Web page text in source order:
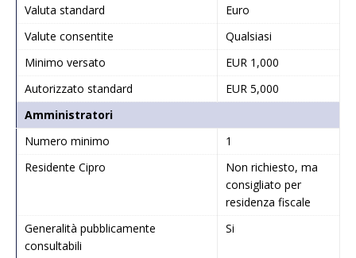
Valuta standard
Euro
Valute consentite
Qualsiasi
Minimo versato
EUR 1,000
Autorizzato standard
EUR 5,000
Amministratori
Numero minimo
1
Residente Cipro
Non richiesto, ma
consigliato per
residenza fiscale
Generalità pubblicamente
consultabili
Si